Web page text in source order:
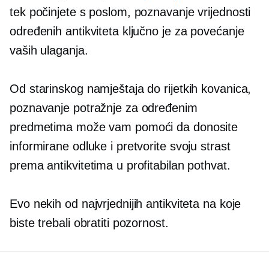
tek počinjete s poslom, poznavanje vrijednosti
određenih antikviteta ključno je za povećanje
vaših ulaganja.
Od starinskog namještaja do rijetkih kovanica,
poznavanje potražnje za određenim
predmetima može vam pomoći da donosite
informirane odluke i pretvorite svoju strast
prema antikvitetima u profitabilan pothvat.
Evo nekih od najvrjednijih antikviteta na koje
biste trebali obratiti pozornost.